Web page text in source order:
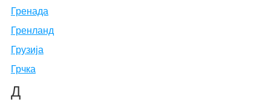
Гренада
Гренланд
Грузија
Грчка
Д